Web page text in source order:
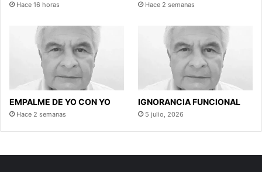
Hace 16 horas Hace 2 semanas
EMPALME DE YO CON YO
Hace 2 semanas
IGNORANCIA FUNCIONAL
5 julio, 2026